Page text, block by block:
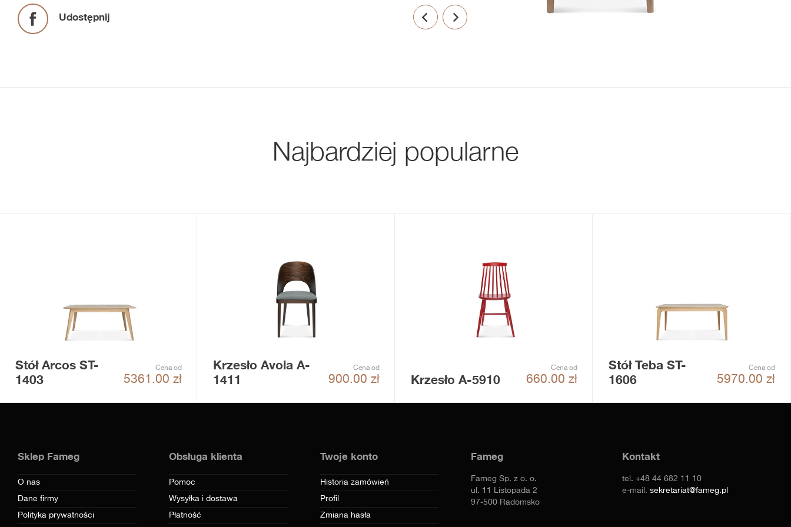
Udostępnij
Najbardziej popularne
Stół Arcos ST-
1403
Cena od
5361.00 zł
Krzesło Avola A-
1411
Cena od
900.00 zł Krzesło A-5910
Cena od
660.00 zł
Stół Teba ST-
1606
Cena od
5970.00 zł
Sklep Fameg
O nas
Dane firmy
Polityka prywatności
Obsługa klienta
Pomoc
Wysyłka i dostawa
Płatność
Twoje konto
Historia zamówień
Profil
Zmiana hasła
Fameg
Fameg Sp. z o. o.
ul. 11 Listopada 2
97-500 Radomsko
Kontakt
tel.+48 44 682 11 10
e-mail.sekretariat@fameg.pl